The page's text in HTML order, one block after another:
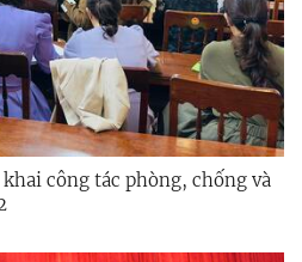
công tác phòng, chống và